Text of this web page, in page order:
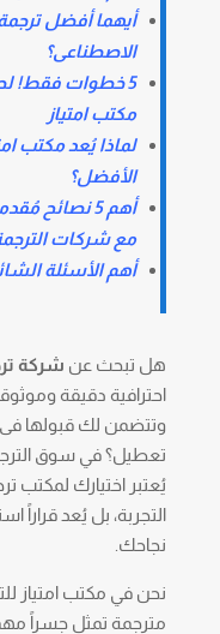
أيهما أفضل ترجمة
الاصطناعى؟
5 خطوات فقط!
مكتب امتياز
لماذا يُعد مكتب
الأفضل؟
أهم 5 نصائح
مع شركات
أهم الأسئلة
هل تبحث عن شركة
احترافية دقيقة
وتتضمن لك قبولها
تعطيل؟ في سوق
يُعتبر اختيارك لمكتب
التجربة، بل يُعد قراراً
نجاحك.
نحن في مكتب امتياز
مترجمة تمثل جسراً